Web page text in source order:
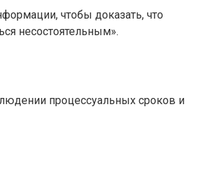
чтобы доказать, что
несостоятельным».
процессуальных сроков и